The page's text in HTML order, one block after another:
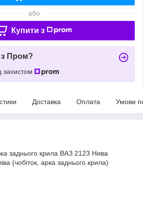
або
Купити з
з Пром?
захистом
Доставка Оплата Умови
заднього крила ВАЗ 2123 Нива
(чобіток, арка заднього крила)